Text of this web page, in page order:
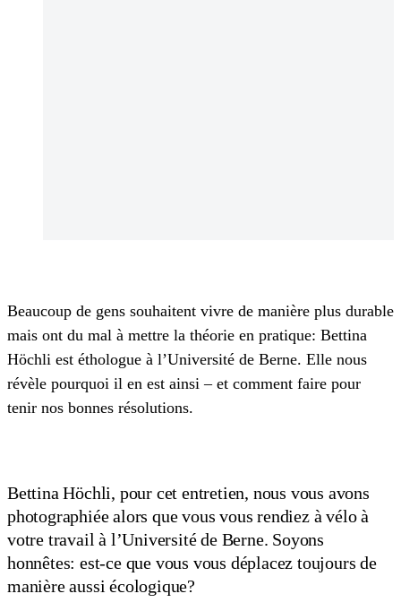
Beaucoup de gens souhaitent vivre de manière plus durable
mais ont du mal à mettre la théorie en pratique: Bettina
Höchli est éthologue à l’Université de Berne. Elle nous
révèle pourquoi il en est ainsi – et comment faire pour
tenir nos bonnes résolutions.
Bettina Höchli, pour cet entretien, nous vous avons
photographiée alors que vous vous rendiez à vélo à
votre travail à l’Université de Berne. Soyons
honnêtes: est-ce que vous vous déplacez toujours de
manière aussi écologique?